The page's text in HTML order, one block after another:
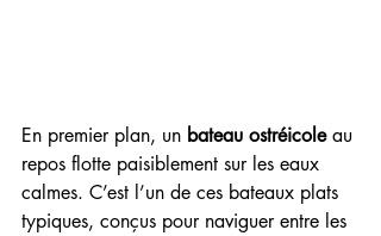
En premier plan, un bateau ostréicole au
repos flotte paisiblement sur les eaux
calmes. C’est l’un de ces bateaux plats
typiques, conçus pour naviguer entre les